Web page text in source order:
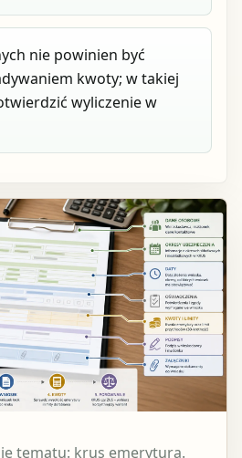
nie powinien być
kwoty; w takiej
wyliczenie w
tematu: krus emerytura.